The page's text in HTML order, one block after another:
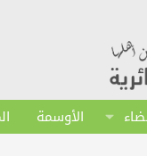
الأوسمة